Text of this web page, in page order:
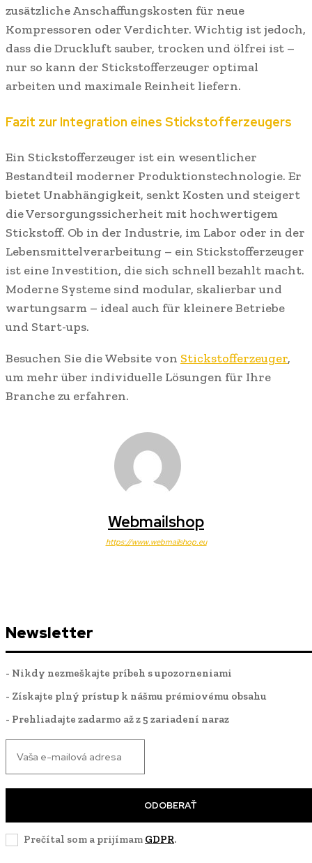
zusätzliche Anschaffungskosten für neue
Kompressoren oder Verdichter. Wichtig ist jedoch,
dass die Druckluft sauber, trocken und ölfrei ist –
nur so kann der Stickstofferzeuger optimal
arbeiten und maximale Reinheit liefern.
Fazit zur Integration eines Stickstofferzeugers
Ein Stickstofferzeuger ist ein wesentlicher
Bestandteil moderner Produktionstechnologie. Er
bietet Unabhängigkeit, senkt Kosten und steigert
die Versorgungssicherheit mit hochwertigem
Stickstoff. Ob in der Industrie, im Labor oder in der
Lebensmittelverarbeitung – ein Stickstofferzeuger
ist eine Investition, die sich schnell bezahlt macht.
Moderne Systeme sind modular, skalierbar und
wartungsarm – ideal auch für kleinere Betriebe
und Start-ups.
Besuchen Sie die Website von Stickstofferzeuger,
um mehr über individuelle Lösungen für Ihre
Branche zu erfahren.
Webmailshop
https://www.webmailshop.eu
Newsletter
- Nikdy nezmeškajte príbeh s upozorneniami
- Získajte plný prístup k nášmu prémiovému obsahu
- Prehliadajte zadarmo až z 5 zariadení naraz
ODOBERAŤ
Prečítal som a prijímam GDPR.